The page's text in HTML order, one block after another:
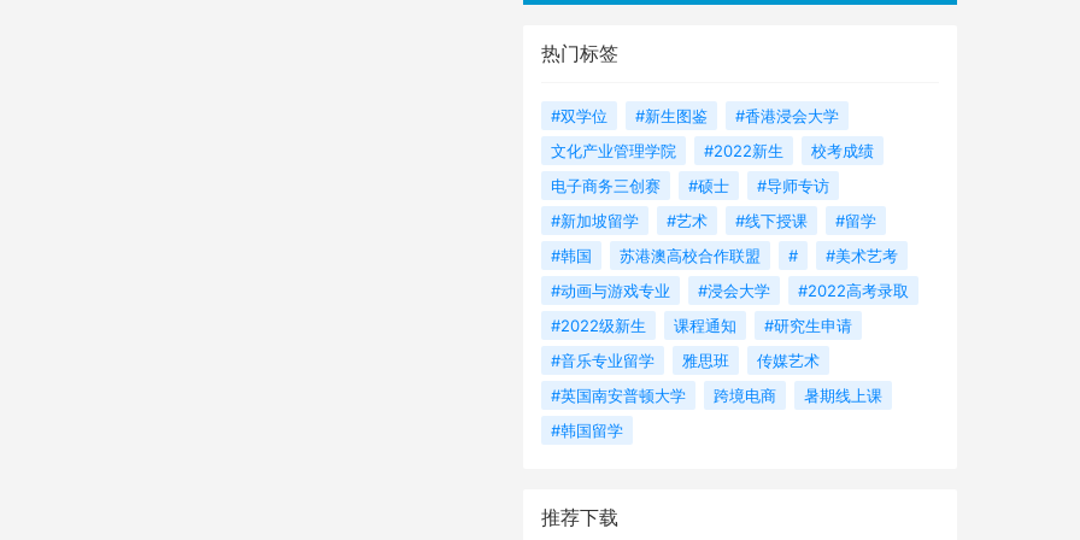
热门标签
#双学位 #新生图鉴
#香港浸会大学
文化产业管理学院
#2022新生
校考成绩
电子商务三创赛
#硕士
#导师专访
#新加坡留学
#艺术 #线下授课
#留学
#韩国
苏港澳高校合作联盟 #
#美术艺考
#动画与游戏专业
#浸会大学
#2022高考录取
#2022级新生
课程通知
#研究生申请
#音乐专业留学
雅思班
传媒艺术
#英国南安普顿大学
跨境电商
暑期线上课
#韩国留学
推荐下载